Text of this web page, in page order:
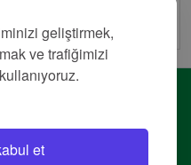
geliştirmek,
ve trafiğimizi
et